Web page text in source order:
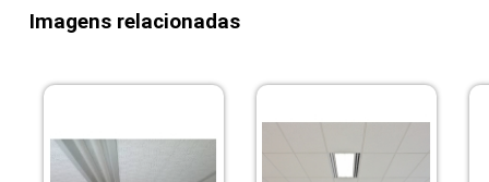
Imagens relacionadas